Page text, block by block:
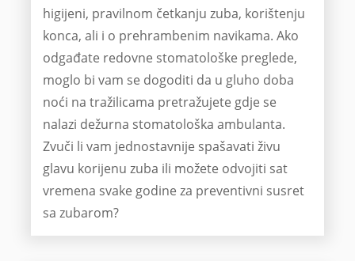
higijeni, pravilnom četkanju zuba, korištenju
konca, ali i o prehrambenim navikama. Ako
odgađate redovne stomatološke preglede,
moglo bi vam se dogoditi da u gluho doba
noći na tražilicama pretražujete gdje se
nalazi dežurna stomatološka ambulanta.
Zvuči li vam jednostavnije spašavati živu
glavu korijenu zuba ili možete odvojiti sat
vremena svake godine za preventivni susret
sa zubarom?